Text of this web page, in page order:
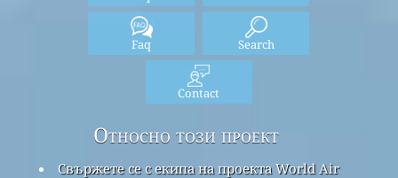
Faq Search
Contact
Относно този проект
Свържете се с екипа на проекта World Air